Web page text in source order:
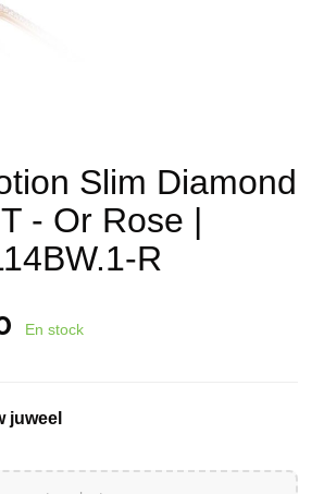
Slim Diamond
- Or Rose |
R
En stock
juweel